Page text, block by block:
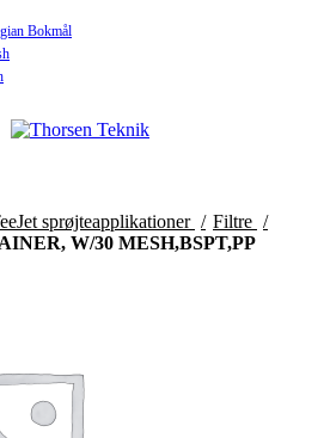
sprøjteapplikationer
Filtre
W/30 MESH,BSPT,PP